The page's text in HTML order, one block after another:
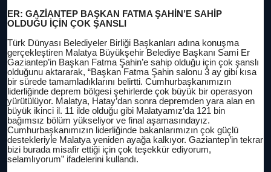
ER: GAZİANTEP BAŞKAN FATMA ŞAHİN’E SAHİP
OLDUĞU İÇİN ÇOK ŞANSLI
Türk Dünyası Belediyeler Birliği Başkanları adına konuşma
gerçekleştiren Malatya Büyükşehir Belediye Başkanı Sami Er
Gaziantep’in Başkan Fatma Şahin’e sahip olduğu için çok şanslı
olduğunu aktararak, “Başkan Fatma Şahin salonu 3 ay gibi kısa
bir sürede tamamladıklarını belirtti. Cumhurbaşkanımızın
liderliğinde deprem bölgesi şehirlerde çok büyük bir operasyon
yürütülüyor. Malatya, Hatay’dan sonra depremden yara alan en
büyük ikinci il. 11 ilde olduğu gibi Malatyamız’da 121 bin
bağımsız bölüm yükseliyor ve final aşamasındayız.
Cumhurbaşkanımızın liderliğinde bakanlarımızın çok güçlü
destekleriyle Malatya yeniden ayağa kalkıyor. Gaziantep’in tekrar
bizi burada misafir ettiği için çok teşekkür ediyorum,
selamlıyorum” ifadelerini kullandı.